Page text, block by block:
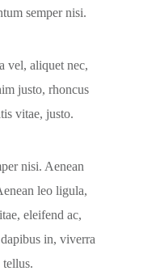
semper nisi.
vel, aliquet nec,
justo, rhoncus
vitae, justo.
nisi. Aenean
leo ligula,
eleifend ac,
in, viverra